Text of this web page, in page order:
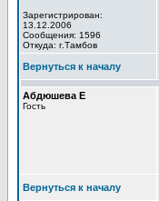
Зарегистрирован:
13.12.2006
Сообщения: 1596
Откуда: г.Тамбов
Вернуться к началу
Абдюшева Е
Гость
Вернуться к началу